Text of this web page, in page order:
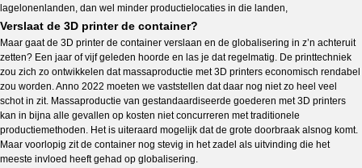
lagelonenlanden, dan wel minder productielocaties in die landen,
Verslaat de 3D printer de container?
Maar gaat de 3D printer de container verslaan en de globalisering in z’n achteruit
zetten? Een jaar of vijf geleden hoorde en las je dat regelmatig. De printtechniek
zou zich zo ontwikkelen dat massaproductie met 3D printers economisch rendabel
zou worden. Anno 2022 moeten we vaststellen dat daar nog niet zo heel veel
schot in zit. Massaproductie van gestandaardiseerde goederen met 3D printers
kan in bijna alle gevallen op kosten niet concurreren met traditionele
productiemethoden. Het is uiteraard mogelijk dat de grote doorbraak alsnog komt.
Maar voorlopig zit de container nog stevig in het zadel als uitvinding die het
meeste invloed heeft gehad op globalisering.